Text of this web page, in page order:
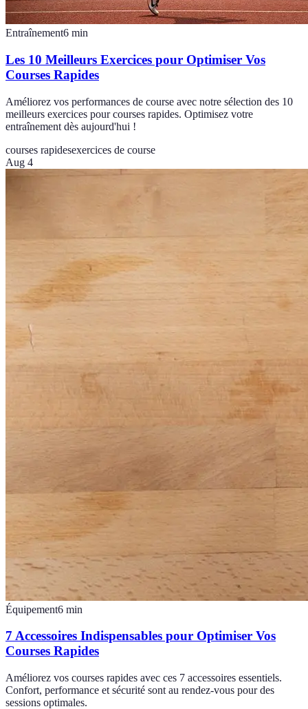
Entraînement6 min
Les 10 Meilleurs Exercices pour Optimiser Vos
Courses Rapides
Améliorez vos performances de course avec notre sélection des 10
meilleurs exercices pour courses rapides. Optimisez votre
entraînement dès aujourd'hui !
courses rapidesexercices de course
Aug 4
Équipement6 min
7 Accessoires Indispensables pour Optimiser Vos
Courses Rapides
Améliorez vos courses rapides avec ces 7 accessoires essentiels.
Confort, performance et sécurité sont au rendez-vous pour des
sessions optimales.